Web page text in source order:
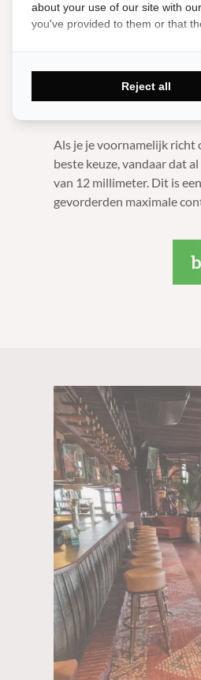
De diameter van de
juiste keu voor jouw
van een poolkeu is 12
dat een smallere tip beter
pomerans beter is voor
Als je je voornamelijk richt
beste keuze, vandaar dat
van 12 millimeter. Dit is
gevorderden maximale
about your use of our site with
you've provided to them or that
Reject all